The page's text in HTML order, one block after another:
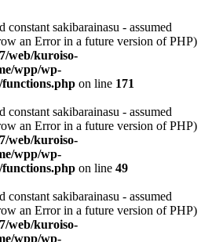
constant sakibarainasu - assumed
an Error in a future version of PHP)
web/kuroiso-
wpp/wp-
functions.php on line 171
constant sakibarainasu - assumed
an Error in a future version of PHP)
web/kuroiso-
wpp/wp-
functions.php on line 49
constant sakibarainasu - assumed
an Error in a future version of PHP)
web/kuroiso-
wpp/wp-